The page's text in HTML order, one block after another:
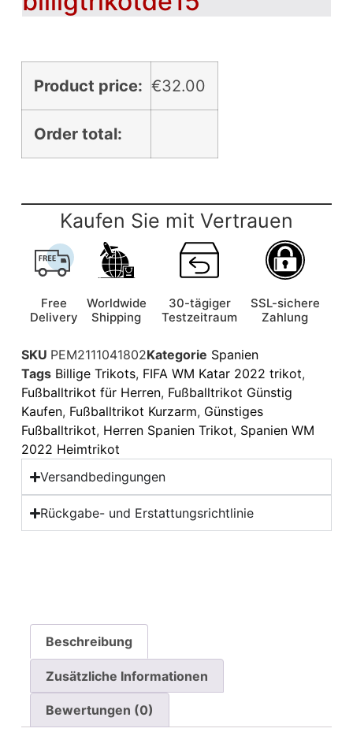
Product price: €32.00
Order total:
Kaufen Sie mit Vertrauen
Free
Delivery
Worldwide
Shipping
30-tägiger
Testzeitraum
SSL-sichere
Zahlung
SKU PEM2111041802Kategorie Spanien
Tags Billige Trikots, FIFA WM Katar 2022 trikot,
Fußballtrikot für Herren, Fußballtrikot Günstig
Kaufen, Fußballtrikot Kurzarm, Günstiges
Fußballtrikot, Herren Spanien Trikot, Spanien WM
2022 Heimtrikot
Versandbedingungen
Rückgabe- und Erstattungsrichtlinie
Beschreibung
Zusätzliche Informationen
Bewertungen (0)